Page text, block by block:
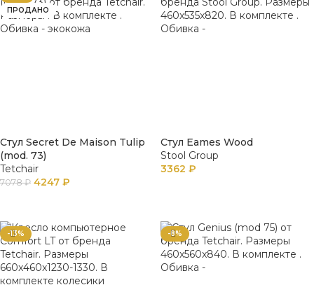
ПРОДАНО
Стул Secret De Maison Tulip
(mod. 73)
Tetchair
7078₽ 4247 ₽
Стул Eames Wood
Stool Group
3362 ₽
-13% -8%